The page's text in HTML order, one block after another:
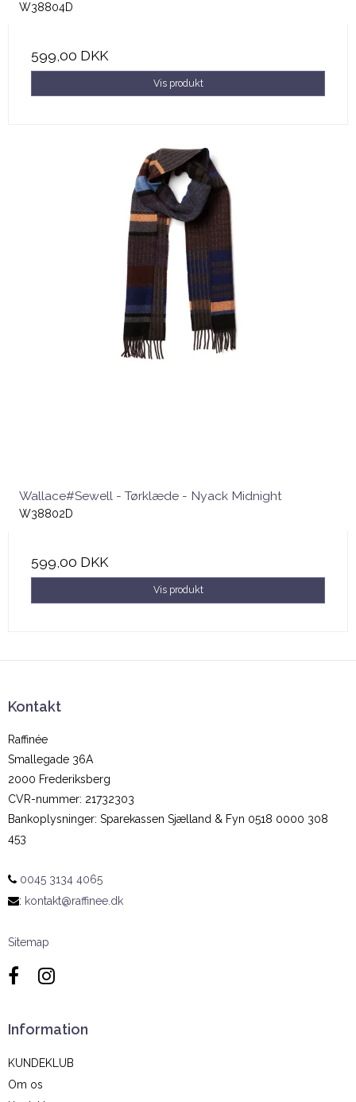
W38804D
599,00 DKK
Vis produkt
Wallace#Sewell - Tørklæde - Nyack Midnight
W38802D
599,00 DKK
Vis produkt
Kontakt
Raffinée
Smallegade 36A
2000 Frederiksberg
CVR-nummer: 21732303
Bankoplysninger: Sparekassen Sjælland & Fyn 0518 0000 308
453
0045 3134 4065
: kontakt@raffinee.dk
Sitemap
Information
KUNDEKLUB
Om os